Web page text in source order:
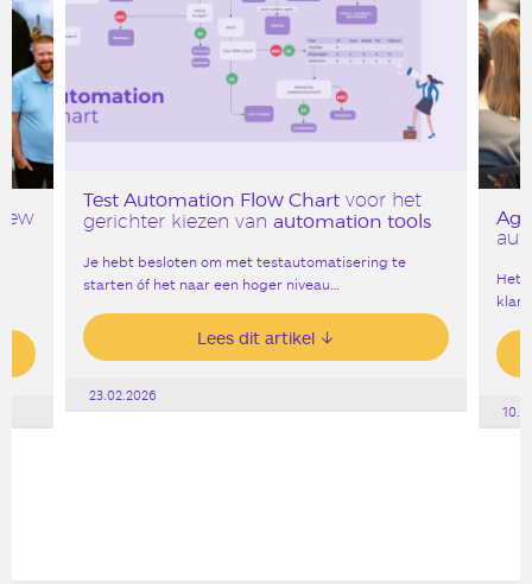
Test Automation Flow Chart voor het
gerichter kiezen van automation tools
Je hebt besloten om met testautomatisering te
starten óf het naar een hoger niveau…
Lees dit artikel
23.02.2026
Het